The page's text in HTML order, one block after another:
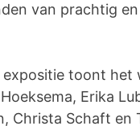
van prachtig
toont
Erika
Christa Schaft en